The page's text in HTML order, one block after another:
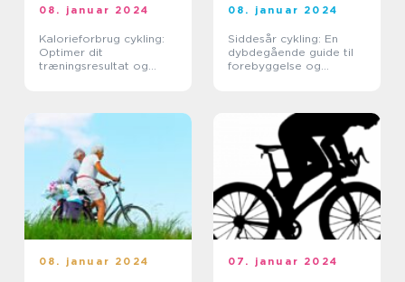
08. januar 2024
Kalorieforbrug cykling:
Optimer dit
træningsresultat og
08. januar 2024
Siddesår cykling: En
dybdegående guide til
forebyggelse og
08. januar 2024 07. januar 2024